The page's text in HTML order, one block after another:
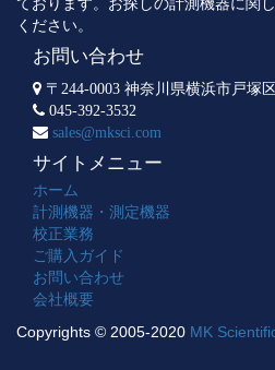
ください。
お問い合わせ
〒244-0003 神奈川県横浜市戸塚
045-392-3532
sales@mksci.com
サイトメニュー
ホーム
計測機器・測定機器
校正業務
ご購入ガイド
お問い合わせ
会社概要
Copyrights © 2005-2020 MK